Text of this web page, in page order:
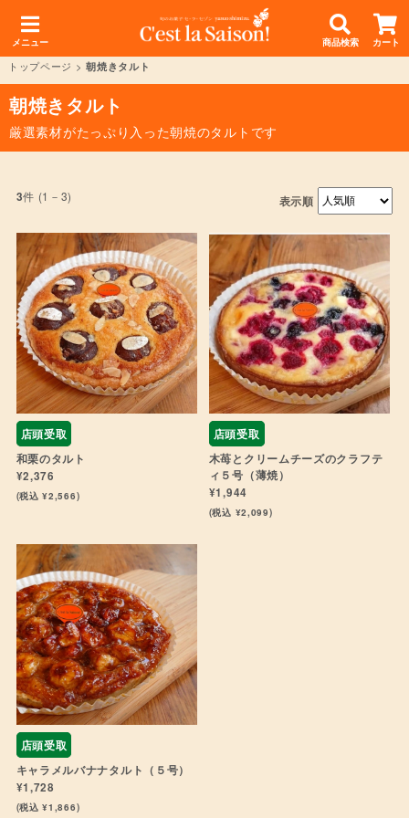
メニュー 商品検索 カート
トップページ >朝焼きタルト
朝焼きタルト
厳選素材がたっぷり入った朝焼のタルトです
3件 (1－3) 表示順
店頭受取
和栗のタルト
¥2,376
(税込 ¥2,566)
店頭受取
木苺とクリームチーズのクラフテ
ィ５号（薄焼）
¥1,944
(税込 ¥2,099)
店頭受取
キャラメルバナナタルト（５号）
¥1,728
(税込 ¥1,866)